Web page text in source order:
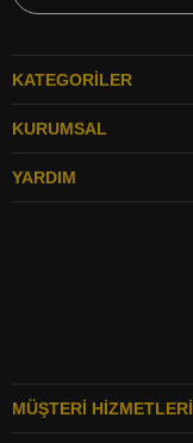
KATEGORILER
KURUMSAL
YARDIM
MÜŞTERI HIZMETLERI